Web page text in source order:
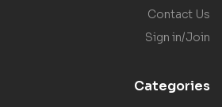
Contact Us
Sign in/Join
Categories